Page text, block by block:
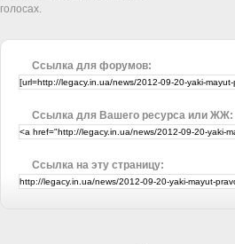
голосах.
Ссылка для форумов:
Ссылка для Вашего ресурса или ЖЖ:
Ссылка на эту страницу: